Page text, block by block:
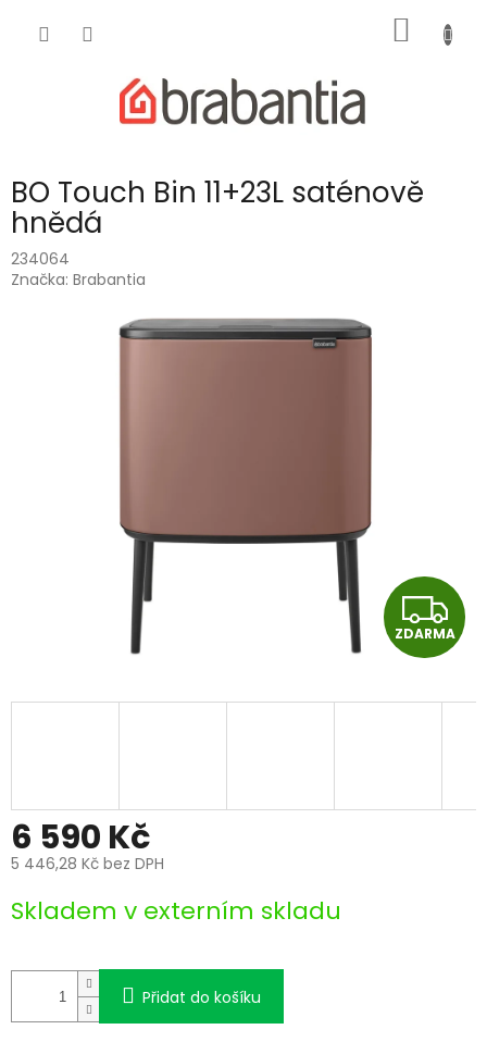
KOŠÍK
BO Touch Bin 11+23L saténově
hnědá
234064
Značka: Brabantia
Z
D
A
ZDARMA
6 590 Kč
5 446,28 Kč bez DPH
cena:
Skladem v externím skladu
Přidat do košíku